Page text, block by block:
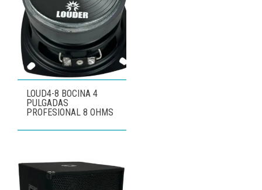
LOUD4-8 BOCINA 4
PULGADAS
PROFESIONAL 8 OHMS